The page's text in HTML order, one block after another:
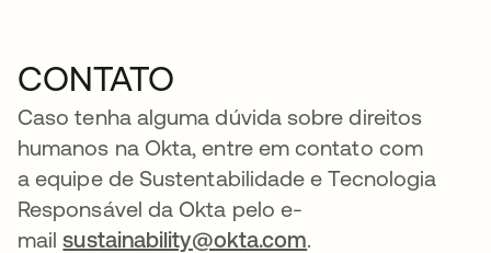
CONTATO
Caso tenha alguma dúvida sobre direitos
humanos na Okta, entre em contato com
a equipe de Sustentabilidade e Tecnologia
Responsável da Okta pelo e-
mailsustainability@okta.com.